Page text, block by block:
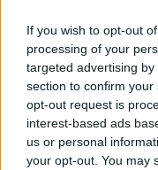
If you wish to opt-out
processing of your
targeted advertising
section to confirm
opt-out request is
interest-based ads
us or personal
your opt-out. You may